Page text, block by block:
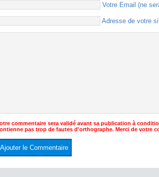
Votre Email (ne
Adresse de votre
commentaire sera validé avant sa publication à
pas trop de fautes d'orthographe. Merci de votre